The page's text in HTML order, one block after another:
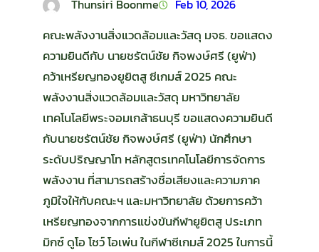
Thunsiri Boonme Feb 10, 2026
คณะพลังงานสิ่งแวดล้อมและวัสดุ มจธ. ขอแสดง
ความยินดีกับ นายชรัตน์ชัย กิจพงษ์ศรี (ยูฟ่า)
คว้าเหรียญทองยูยิตสู ซีเกมส์ 2025 คณะ
พลังงานสิ่งแวดล้อมและวัสดุ มหาวิทยาลัย
เทคโนโลยีพระจอมเกล้าธนบุรี ขอแสดงความยินดี
กับนายชรัตน์ชัย กิจพงษ์ศรี (ยูฟ่า) นักศึกษา
ระดับปริญญาโท หลักสูตรเทคโนโลยีการจัดการ
พลังงาน ที่สามารถสร้างชื่อเสียงและความภาค
ภูมิใจให้กับคณะฯ และมหาวิทยาลัย ด้วยการคว้า
เหรียญทองจากการแข่งขันกีฬายูยิตสู ประเภท
มิกซ์ ดูโอ โชว์ โอเพ่น ในกีฬาซีเกมส์ 2025 ในการนี้